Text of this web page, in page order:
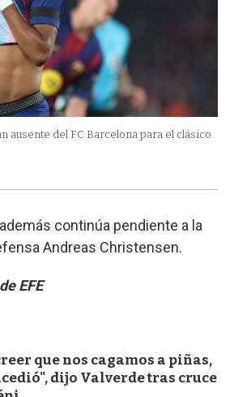
ausente del FC Barcelona para el clásico
continúa pendiente a la
Andreas Christensen.
EFE
que nos cagamos a piñas,
dijo Valverde tras cruce